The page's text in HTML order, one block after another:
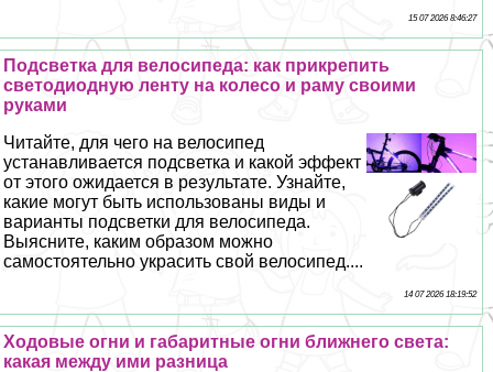
15 07 2026 8:46:27
Подсветка для велосипеда: как прикрепить
светодиодную ленту на колесо и раму своими
руками
Читайте, для чего на велосипед
устанавливается подсветка и какой эффект
от этого ожидается в результате. Узнайте,
какие могут быть использованы виды и
варианты подсветки для велосипеда.
Выясните, каким образом можно
самостоятельно украсить свой велосипед....
14 07 2026 18:19:52
Ходовые огни и габаритные огни ближнего света:
какая между ими разница